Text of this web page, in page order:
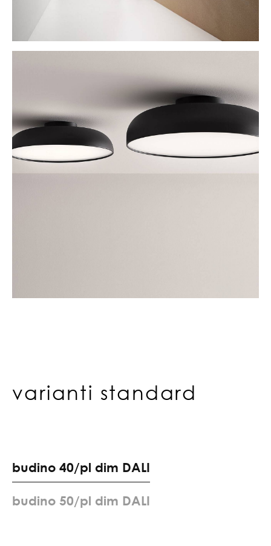
varianti standard
budino 40/pl dim DALI
budino 50/pl dim DALI